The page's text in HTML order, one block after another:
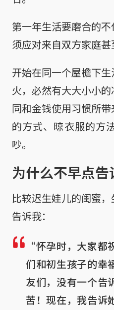
第一年生活要磨合的
须应对来自双方家庭甚
开始在同一个屋檐下
火，必然有大大小小
同和金钱使用习惯所
的方式、晾衣服的方
吵。
为什么不早点告
比较迟生娃儿的闺蜜
告诉我：
“怀孕时，大家都
们和初生孩子的幸
友们，没有一个告
苦！现在，我告诉